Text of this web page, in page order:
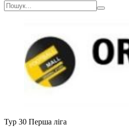
Тур 30 Перша ліга